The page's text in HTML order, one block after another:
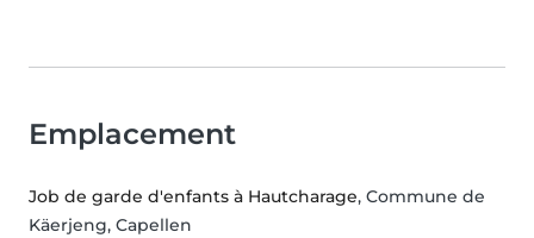
Emplacement
Job de garde d'enfants à Hautcharage, Commune de
Käerjeng, Capellen